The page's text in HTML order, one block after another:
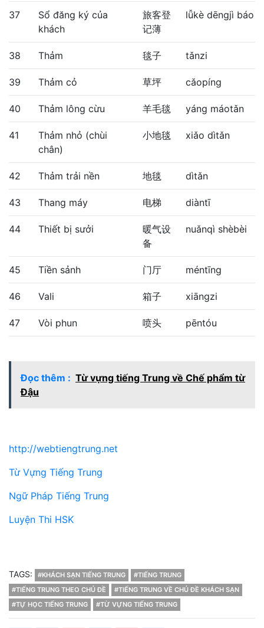
37
Sổ đăng ký của
khách
旅客登
记薄
lǚkè dēngjì báo
38 Thảm 毯子 tǎnzi
39 Thảm cỏ 草坪 cǎopíng
40 Thảm lông cừu 羊毛毯 yáng máotǎn
41
Thảm nhỏ (chùi
chân)
小地毯 xiǎo dìtǎn
42 Thảm trải nền 地毯 dìtǎn
43 Thang máy 电梯 diàntī
44 Thiết bị sưởi
暖气设
备
nuǎnqì shèbèi
45 Tiền sảnh 门厅 méntīng
46 Vali 箱子 xiāngzi
47 Vòi phun 喷头 pēntóu
Đọc thêm : Từ vựng tiếng Trung về Chế phẩm từ
Đậu
http://webtiengtrung.net
Từ Vựng Tiếng Trung
Ngữ Pháp Tiếng Trung
Luyện Thi HSK
TAGS: #KHÁCH SẠN TIẾNG TRUNG
#TIẾNG TRUNG
#TIẾNG TRUNG THEO CHỦ ĐỀ
#TIẾNG TRUNG VỀ CHỦ ĐỀ KHÁCH SẠN
#TỰ HỌC TIẾNG TRUNG
#TỪ VỰNG TIẾNG TRUNG